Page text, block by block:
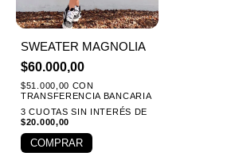
SWEATER MAGNOLIA
$60.000,00
$51.000,00 CON
TRANSFERENCIA BANCARIA
3 CUOTAS SIN INTERÉS DE
$20.000,00
COMPRAR